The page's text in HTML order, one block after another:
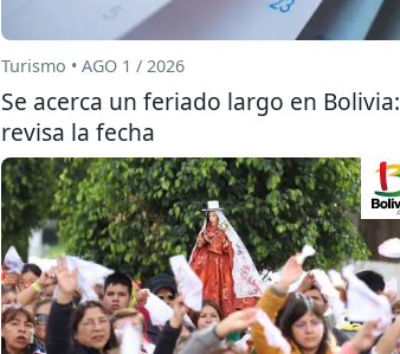
Turismo • AGO 1 / 2026
Se acerca un feriado largo en Bolivia:
revisa la fecha